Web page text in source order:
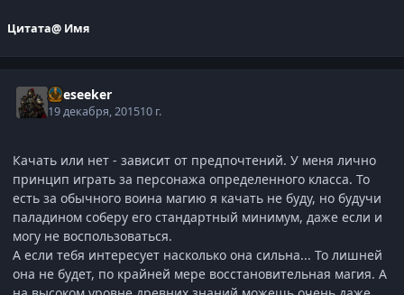
Цитата@ Имя
Oreseeker
19 декабря, 201510 г.
Качать или нет - зависит от предпочтений. У меня лично
принцип играть за персонажа определенного класса. То
есть за обычного воина магию я качать не буду, но будучи
паладином соберу его стандартный минимум, даже если и
могу не воспользоваться.
А если тебя интересует насколько она сильна... То лишней
она не будет, по крайней мере восстановительная магия. А